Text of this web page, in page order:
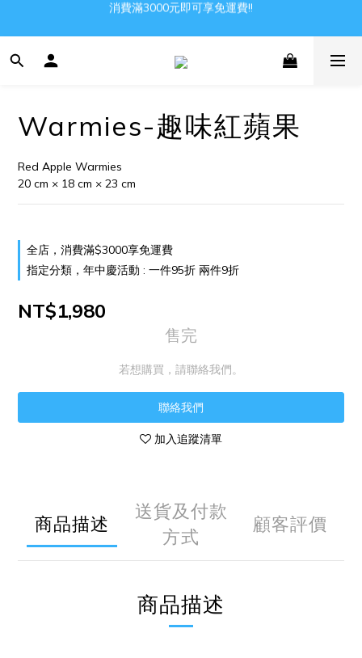
Gather all the joys in the world
Gather all the joys in the world
Warmies-趣味紅蘋果
Red Apple Warmies
20 cm × 18 cm × 23 cm
全店，消費滿$3000享免運費
指定分類，年中慶活動 : 一件95折 兩件9折
NT$1,980
售完
若想購買，請聯絡我們。
聯絡我們
加入追蹤清單
商品描述
送貨及付款
方式
顧客評價
商品描述